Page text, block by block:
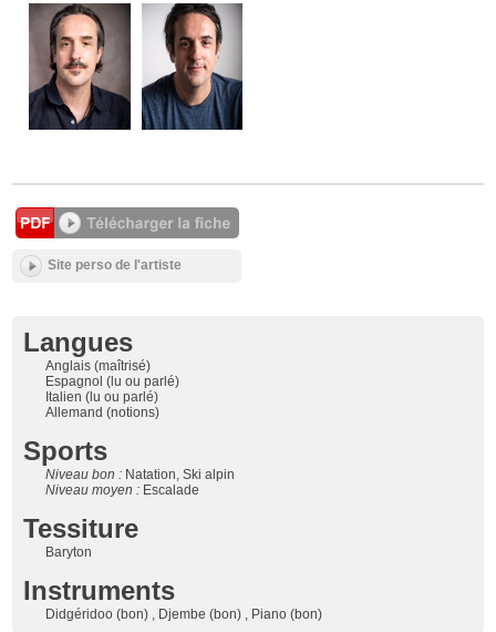
Langues
Anglais (maîtrisé)
Espagnol (lu ou parlé)
Italien (lu ou parlé)
Allemand (notions)
Sports
Niveau bon : Natation, Ski alpin
Niveau moyen : Escalade
Tessiture
Baryton
Instruments
Didgéridoo (bon) , Djembe (bon) , Piano (bon)
Site perso de l'artiste